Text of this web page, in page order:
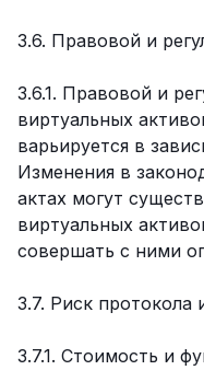
3.6. Правовой и
3.6.1. Правовой и
виртуальных
варьируется в
Изменения в
актах могут
виртуальных
совершать с ними
3.7. Риск протокола
3.7.1. Стоимость и